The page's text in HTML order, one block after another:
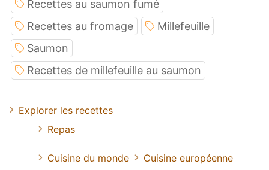
Recettes au saumon fumé
Recettes au fromage
Millefeuille
Saumon
Recettes de millefeuille au saumon
Explorer les recettes
Repas
Cuisine du monde
Cuisine européenne